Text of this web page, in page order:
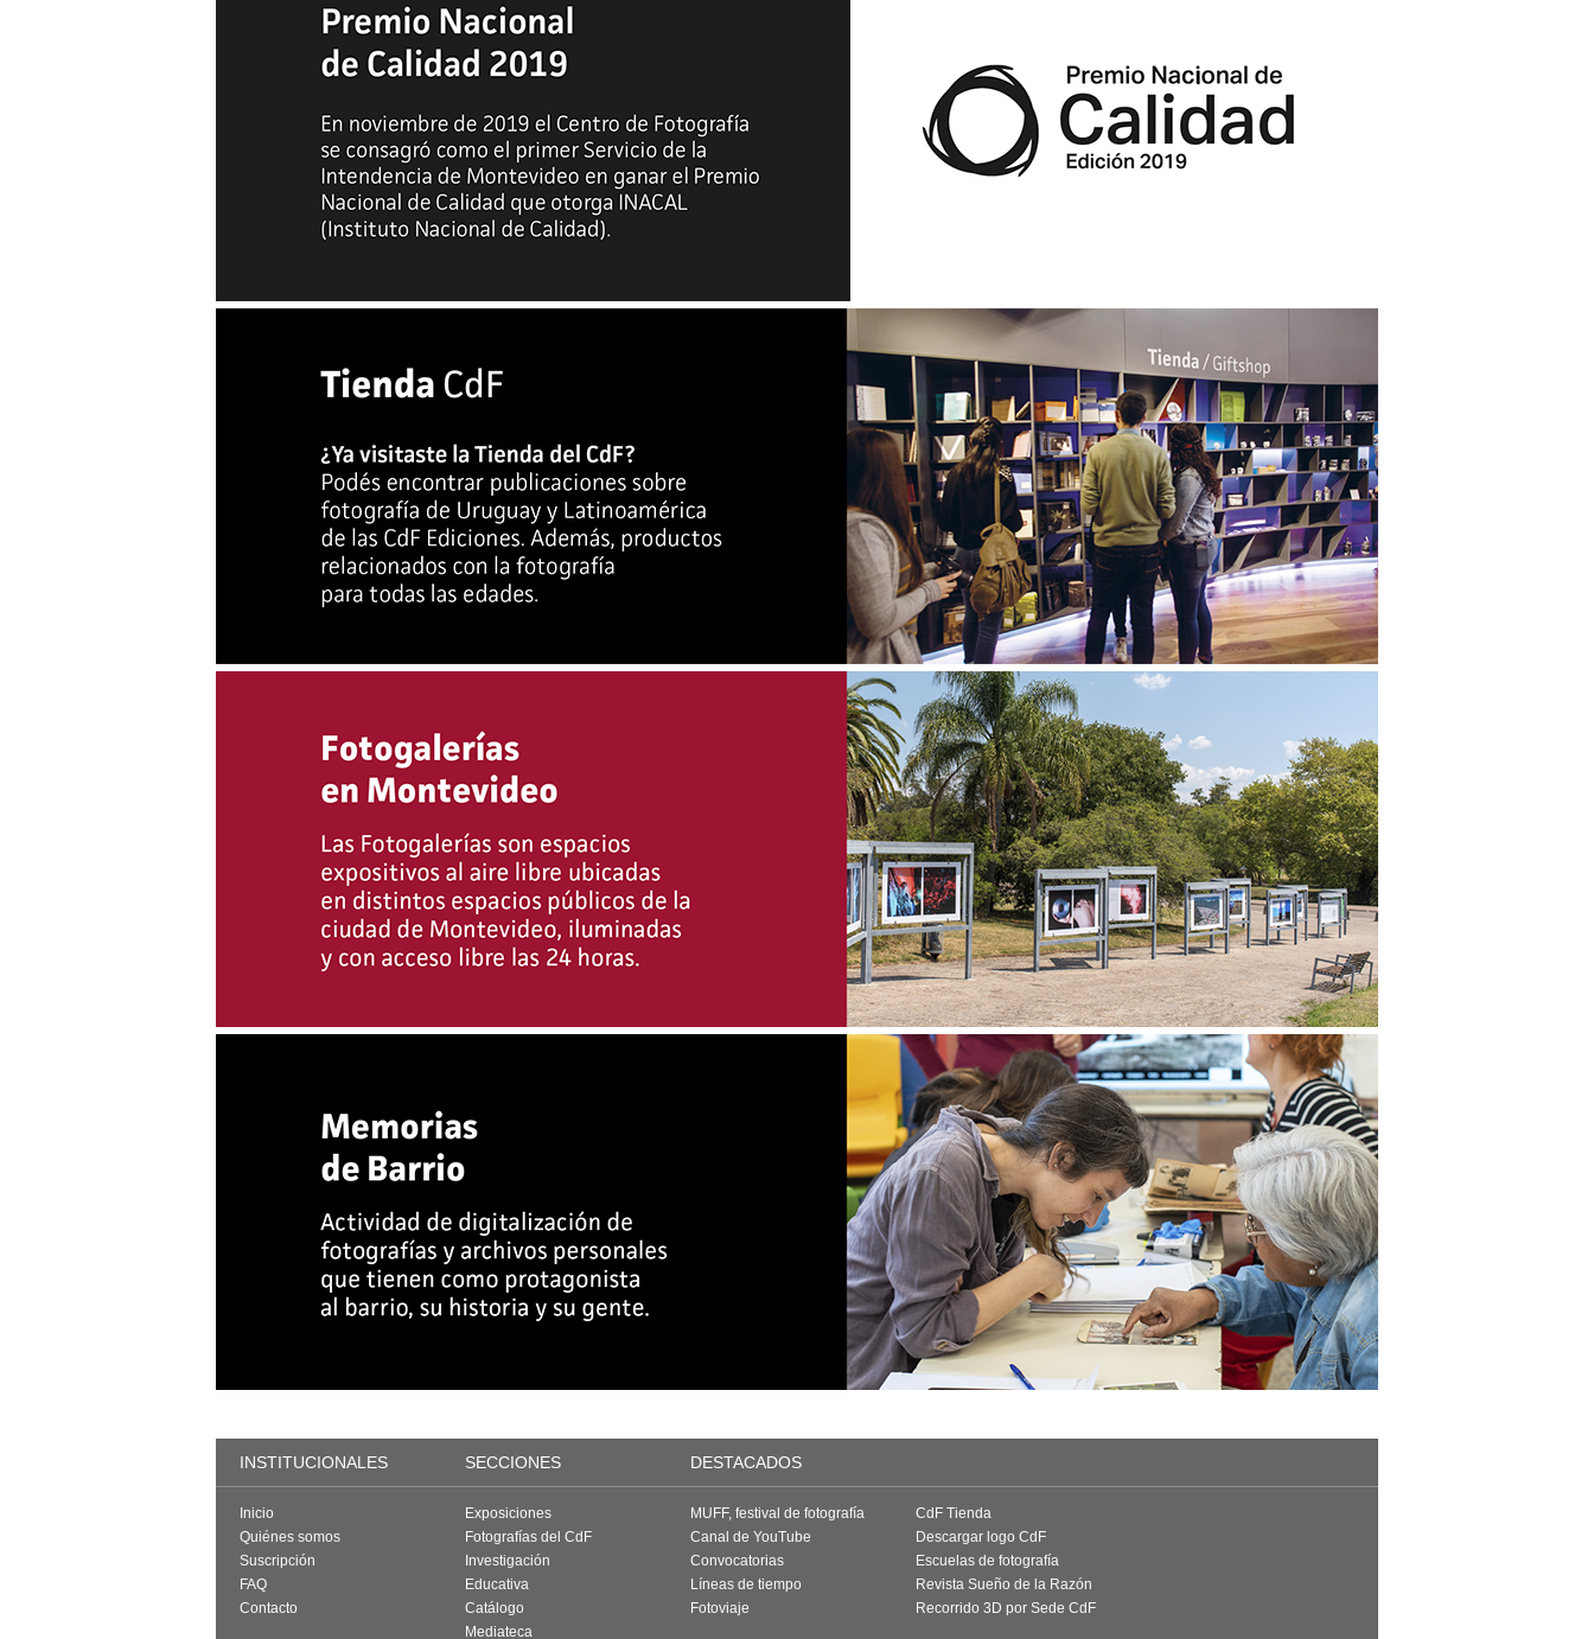
INSTITUCIONALES SECCIONES DESTACADOS
Inicio
Quiénes somos
Suscripción
FAQ
Contacto
Exposiciones
Fotografías del CdF
Investigación
Educativa
Catálogo
Mediateca
MUFF, festival de fotografía
Canal de YouTube
Convocatorias
Líneas de tiempo
Fotoviaje
CdF Tienda
Descargar logo CdF
Escuelas de fotografía
Revista Sueño de la Razón
Recorrido 3D por Sede CdF